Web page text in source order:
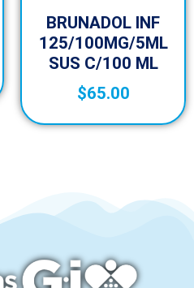
BRUNADOL INF
125/100MG/5ML
SUS C/100 ML
$65.00